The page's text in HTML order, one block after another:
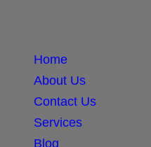
Home
About Us
Contact Us
Services
Blog